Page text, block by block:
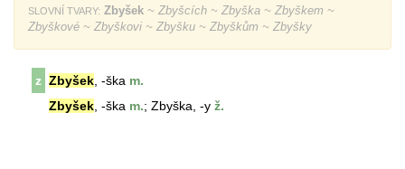
SLOVNÍ TVARY: Zbyšek ~ Zbyšcích ~ Zbyška ~ Zbyškem ~
Zbyškové ~ Zbyškovi ~ Zbyšku ~ Zbyškům ~ Zbyšky
z Zbyšek , -ška m.
Zbyšek , -ška m.; Zbyška, -y ž.